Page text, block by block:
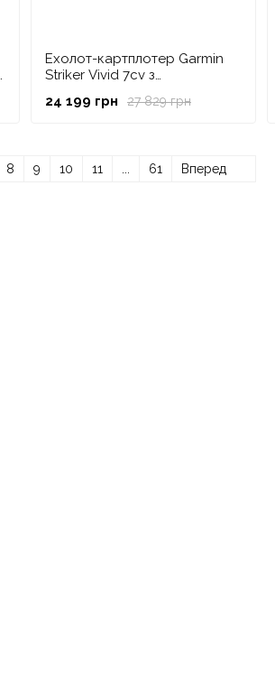
Ехолот-картплотер Garmin
Striker Vivid 7cv з
27 829 грн
24 199 грн
8 9 10 11 61 Вперед